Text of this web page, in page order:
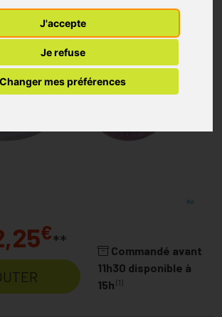
J'accepte
Je refuse
Changer mes préférences
€**
Commandé avant
11h30 disponible à
15h (1)